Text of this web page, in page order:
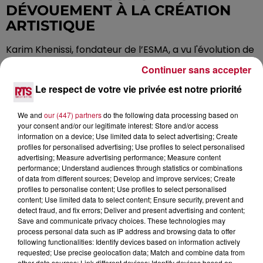
DÉVOUEMENT À LA CRÉATION
ARTISTIQUE
Karim Khenissi, fondateur de l’ESMA, a vu l'évolution de
son école avec un enthousiasme renouvelé chaque
année. Créée en 1993, l’ESMA est née de sa volonté de
proposer une formation artistique en prise directe
avec les réalités professionnelles. Aujourd'hui, l'école
se distingue sur la scène internationale, avec 90 % de
ses diplômés trouvant un emploi à la sortie de leurs
études. Lors du jury de fin d'études de cette année, il a
partagé ses réflexions sur cette nouvelle promotion,
l'évolution des productions étudiantes et ses objectifs
pour l'avenir.
Q : Cette journée est spéciale pour les 260
étudiants. Comment ressentez-vous le parcours
accompli après 31 ans ?
Je suis très étonné par ce que j'ai vu cette année.
Le respect de votre vie privée est notre priorité
We and our (447) partnersdo the following data processing based on
your consent and/or our legitimate interest: Store and/or access
information on a device; Use limited data to select advertising; Create
profiles for personalised advertising; Use profiles to select personalised
advertising; Measure advertising performance; Measure content
performance; Understand audiences through statistics or combinations
of data from different sources; Develop and improve services; Create
profiles to personalise content; Use profiles to select personalised
content; Use limited data to select content; Ensure security, prevent and
detect fraud, and fix errors; Deliver and present advertising and content;
Save and communicate privacy choices. These technologies may
process personal data such as IP address and browsing data to offer
following functionalities: Identify devices based on information actively
requested; Use precise geolocation data; Match and combine data from
Continuer sans accepter